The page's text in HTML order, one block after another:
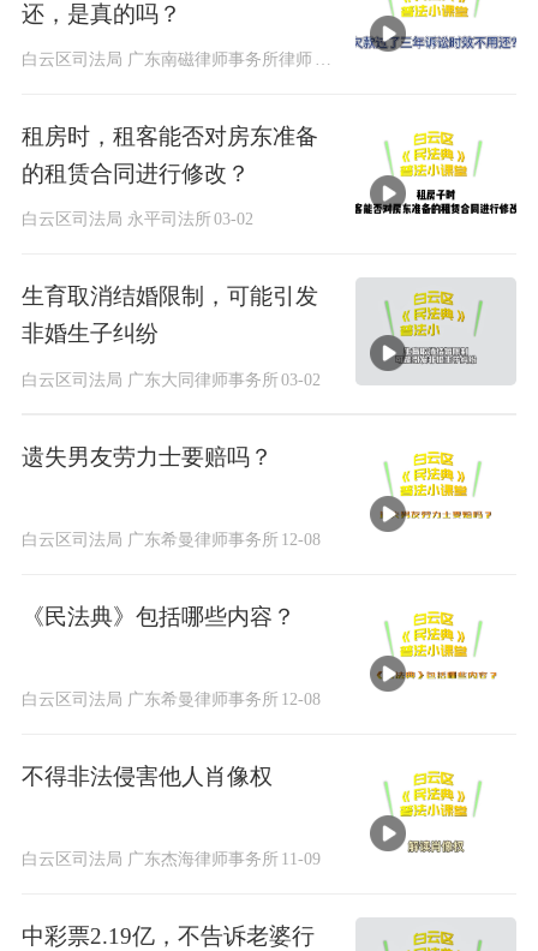
还，是真的吗？
白云区司法局 广东南磁律师事务所律师
租房时，租客能否对房东准备
的租赁合同进行修改？
白云区司法局 永平司法所03-02
生育取消结婚限制，可能引发
非婚生子纠纷
白云区司法局 广东大同律师事务所03-02
遗失男友劳力士要赔吗？
白云区司法局 广东希曼律师事务所12-08
《民法典》包括哪些内容？
白云区司法局 广东希曼律师事务所12-08
不得非法侵害他人肖像权
白云区司法局 广东杰海律师事务所11-09
中彩票2.19亿，不告诉老婆行